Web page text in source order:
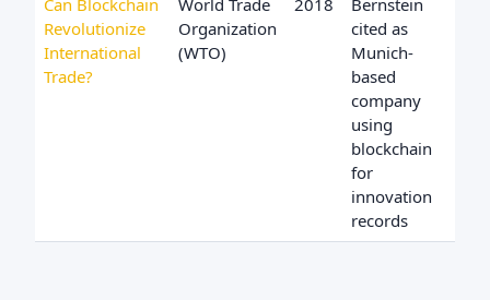
Can Blockchain
Revolutionize
International
Trade?
World Trade
Organization
(WTO)
2018
Bernstein
cited as
Munich-
based
company
using
blockchain
for
innovation
records